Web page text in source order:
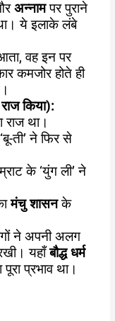
अन्नामपर पुराने
ये इलाके लंबे
वह इन पर
कमजोर होते ही
किया):
था।
ती’ ने फिर से
के ‘युंग ली’ ने
मंचु शासनके
ने अपनी अलग
यहाँबौद्ध धर्म
प्रभाव था।